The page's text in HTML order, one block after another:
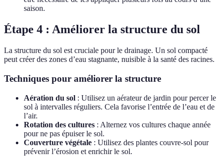
saison.
Étape 4 : Améliorer la structure du sol
La structure du sol est cruciale pour le drainage. Un sol compacté
peut créer des zones d’eau stagnante, nuisible à la santé des racines.
Techniques pour améliorer la structure
Aération du sol : Utilisez un aérateur de jardin pour percer le
sol à intervalles réguliers. Cela favorise l’entrée de l’eau et de
l’air.
Rotation des cultures : Alternez vos cultures chaque année
pour ne pas épuiser le sol.
Couverture végétale : Utilisez des plantes couvre-sol pour
prévenir l’érosion et enrichir le sol.